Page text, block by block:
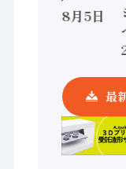
（2026年8月5日
最